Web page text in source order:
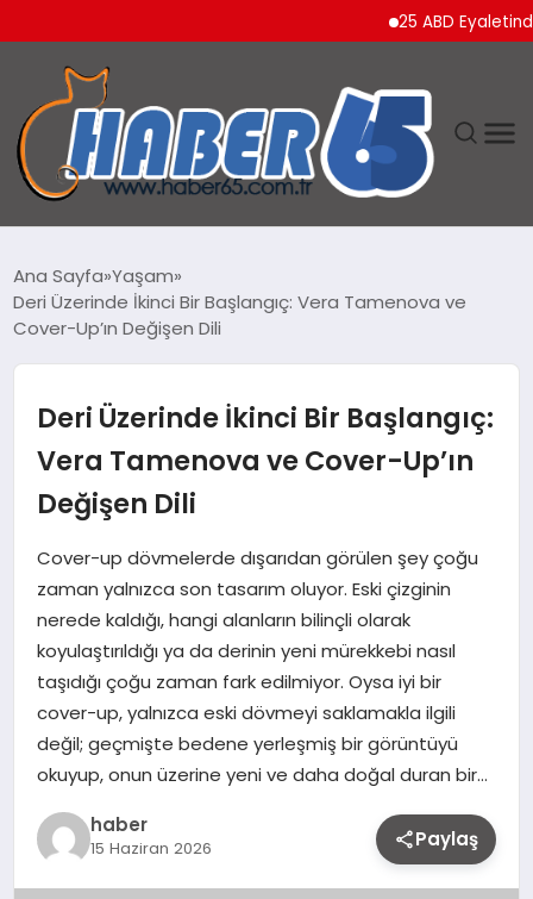
25 ABD Eyaletinden
YAŞAM
Ana Sayfa Yaşam
Deri Üzerinde İkinci Bir Başlangıç: Vera Tamenova ve
Cover-Up’ın Değişen Dili
Deri Üzerinde İkinci Bir Başlangıç:
Vera Tamenova ve Cover-Up’ın
Değişen Dili
Cover-up dövmelerde dışarıdan görülen şey çoğu
zaman yalnızca son tasarım oluyor. Eski çizginin
nerede kaldığı, hangi alanların bilinçli olarak
koyulaştırıldığı ya da derinin yeni mürekkebi nasıl
taşıdığı çoğu zaman fark edilmiyor. Oysa iyi bir
cover-up, yalnızca eski dövmeyi saklamakla ilgili
değil; geçmişte bedene yerleşmiş bir görüntüyü
okuyup, onun üzerine yeni ve daha doğal duran bir…
haber
15 Haziran 2026 Paylaş